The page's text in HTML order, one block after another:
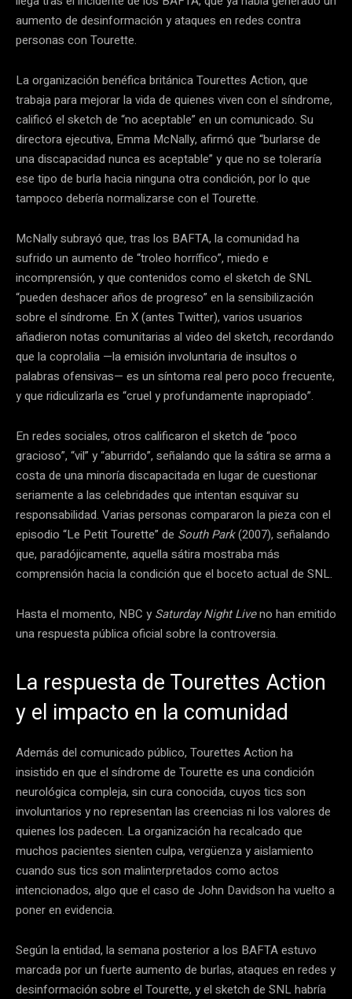
aumento de desinformación y ataques en redes contra
personas con Tourette.
La organización benéfica británica Tourettes Action, que
trabaja para mejorar la vida de quienes viven con el síndrome,
calificó el sketch de “no aceptable” en un comunicado. Su
directora ejecutiva, Emma McNally, afirmó que “burlarse de
una discapacidad nunca es aceptable” y que no se toleraría
ese tipo de burla hacia ninguna otra condición, por lo que
tampoco debería normalizarse con el Tourette.
McNally subrayó que, tras los BAFTA, la comunidad ha
sufrido un aumento de “troleo horrífico”, miedo e
incomprensión, y que contenidos como el sketch de SNL
“pueden deshacer años de progreso” en la sensibilización
sobre el síndrome. En X (antes Twitter), varios usuarios
añadieron notas comunitarias al video del sketch, recordando
que la coprolalia —la emisión involuntaria de insultos o
palabras ofensivas— es un síntoma real pero poco frecuente,
y que ridiculizarla es “cruel y profundamente inapropiado”.
En redes sociales, otros calificaron el sketch de “poco
gracioso”, “vil” y “aburrido”, señalando que la sátira se arma a
costa de una minoría discapacitada en lugar de cuestionar
seriamente a las celebridades que intentan esquivar su
responsabilidad. Varias personas compararon la pieza con el
episodio “Le Petit Tourette” de South Park(2007), señalando
que, paradójicamente, aquella sátira mostraba más
comprensión hacia la condición que el boceto actual de SNL.
Hasta el momento, NBC y Saturday Night Liveno han emitido
una respuesta pública oficial sobre la controversia.
La respuesta de Tourettes Action
y el impacto en la comunidad
Además del comunicado público, Tourettes Action ha
insistido en que el síndrome de Tourette es una condición
neurológica compleja, sin cura conocida, cuyos tics son
involuntarios y no representan las creencias ni los valores de
quienes los padecen. La organización ha recalcado que
muchos pacientes sienten culpa, vergüenza y aislamiento
cuando sus tics son malinterpretados como actos
intencionados, algo que el caso de John Davidson ha vuelto a
poner en evidencia.
Según la entidad, la semana posterior a los BAFTA estuvo
marcada por un fuerte aumento de burlas, ataques en redes y
desinformación sobre el Tourette, y el sketch de SNL habría